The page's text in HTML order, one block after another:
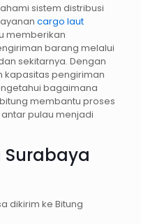
sistem distribusi
cargo laut
memberikan
barang melalui
sekitarnya. Dengan
kapasitas pengiriman
bagaimana
membantu proses
pulau menjadi
Surabaya
dikirim ke Bitung